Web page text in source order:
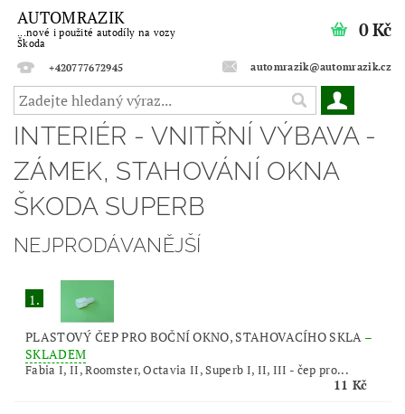
AUTOMRAZIK
...nové i použité autodíly na vozy
Škoda
+420777672945
automrazik@automrazik.cz
0 Kč
INTERIÉR - VNITŘNÍ VÝBAVA -
ZÁMEK, STAHOVÁNÍ OKNA
ŠKODA SUPERB
NEJPRODÁVANĚJŠÍ
1.
PLASTOVÝ ČEP PRO BOČNÍ OKNO, STAHOVACÍHO SKLA –
SKLADEM
Fabia I, II, Roomster, Octavia II, Superb I, II, III - čep pro...
11 Kč